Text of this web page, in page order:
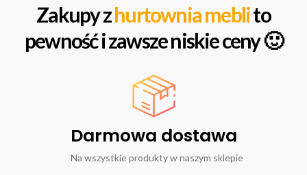
Zakupy zhurtownia meblito
pewność i zawsze niskie ceny 🙂
Darmowa dostawa
Na wszystkie produkty w naszym sklepie